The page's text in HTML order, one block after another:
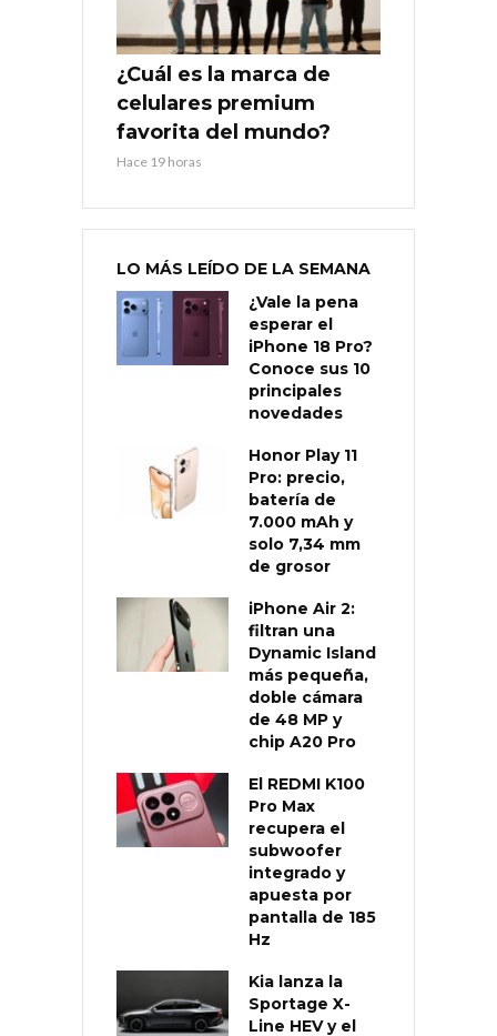
¿Cuál es la marca de
celulares premium
favorita del mundo?
Hace 19 horas
LO MÁS LEÍDO DE LA SEMANA
¿Vale la pena
esperar el
iPhone 18 Pro?
Conoce sus 10
principales
novedades
Honor Play 11
Pro: precio,
batería de
7.000 mAh y
solo 7,34 mm
de grosor
iPhone Air 2:
filtran una
Dynamic Island
más pequeña,
doble cámara
de 48 MP y
chip A20 Pro
El REDMI K100
Pro Max
recupera el
subwoofer
integrado y
apuesta por
pantalla de 185
Hz
Kia lanza la
Sportage X-
Line HEV y el